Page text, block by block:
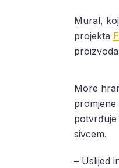
Mural,
projekta
More
promjene
sivcem.
– Uslijed